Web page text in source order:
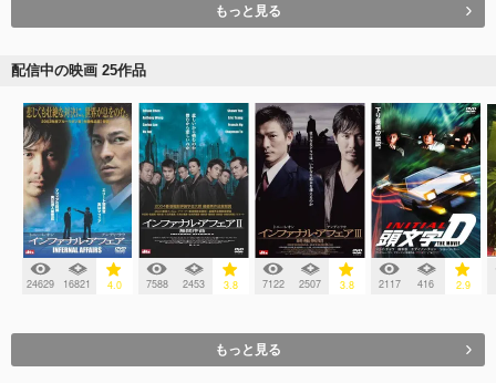
もっと見る
配信中の映画 25作品
24629 16821 4.0 7588 2453 3.8 7122 2507 3.8 2117 416 2.9
もっと見る